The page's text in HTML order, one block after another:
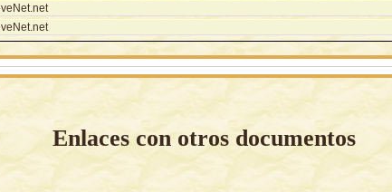
Enlaces con otros documentos